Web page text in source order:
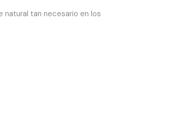
natural tan necesario en los